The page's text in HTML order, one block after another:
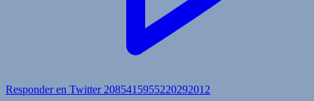
Responder en Twitter 2085415955220292012